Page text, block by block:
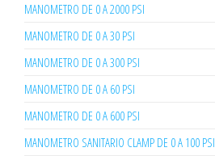
MANOMETRO DE 0 A 2000 PSI
MANOMETRO DE 0 A 30 PSI
MANOMETRO DE 0 A 300 PSI
MANOMETRO DE 0 A 60 PSI
MANOMETRO DE 0 A 600 PSI
MANOMETRO SANITARIO CLAMP DE 0 A 100 PSI